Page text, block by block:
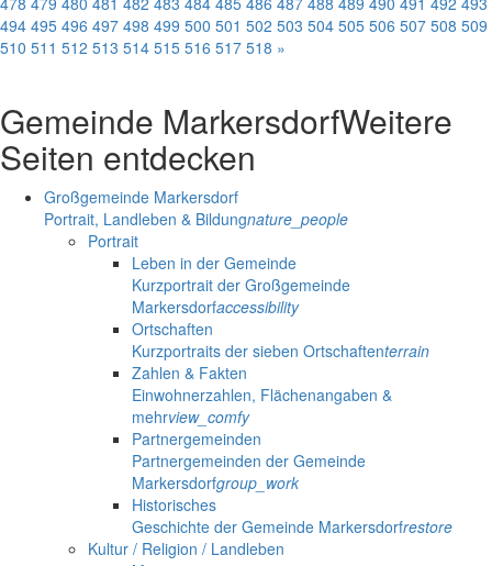
494 495 496 497 498 499 500 501 502 503 504 505 506 507 508 509
510 511 512 513 514 515 516 517 518 »
Gemeinde MarkersdorfWeitere
Seiten entdecken
Großgemeinde Markersdorf
Portrait, Landleben & Bildungnature_people
Portrait
Leben in der Gemeinde
Kurzportrait der Großgemeinde
Markersdorfaccessibility
Ortschaften
Kurzportraits der sieben Ortschaftenterrain
Zahlen & Fakten
Einwohnerzahlen, Flächenangaben &
mehrview_comfy
Partnergemeinden
Partnergemeinden der Gemeinde
Markersdorfgroup_work
Historisches
Geschichte der Gemeinde Markersdorfrestore
Kultur / Religion / Landleben